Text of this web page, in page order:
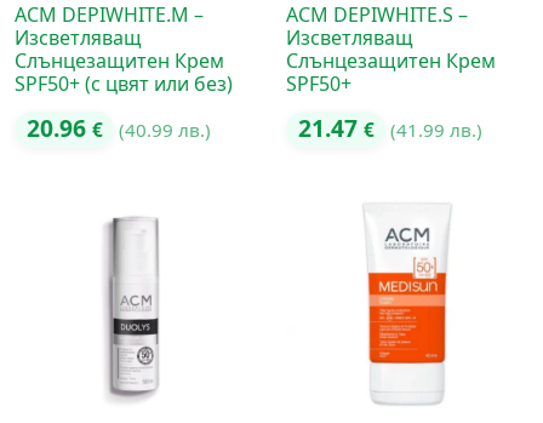
ACM DEPIWHITE.M –
Изсветляващ
Слънцезащитен Крем
SPF50+ (с цвят или без)
20.96 € (40.99 лв.)
ACM DEPIWHITE.S –
Изсветляващ
Слънцезащитен Крем
SPF50+
21.47 € (41.99 лв.)